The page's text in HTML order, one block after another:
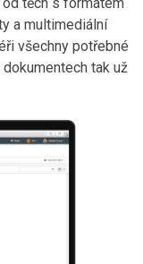
a multimediální
všechny potřebné
tak už